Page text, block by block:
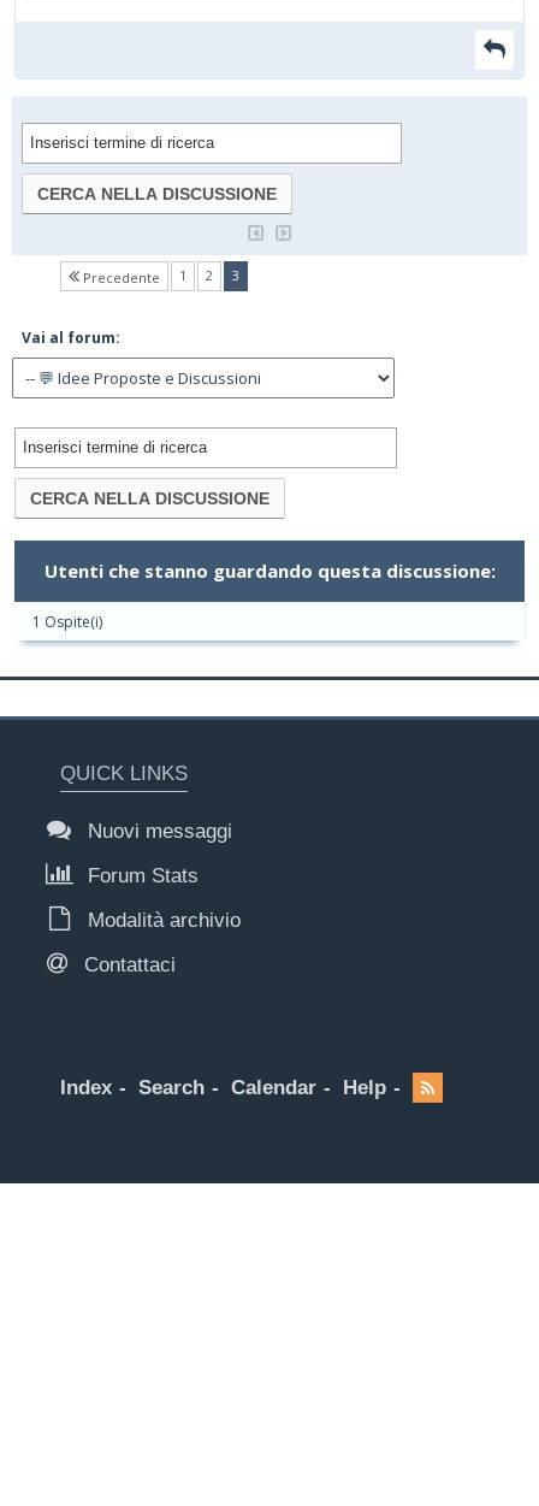
Precedente 1 2 3(current)
Vai al forum:
Utenti che stanno guardando questa discussione:
1 Ospite(i)
QUICK LINKS
Nuovi messaggi
Forum Stats
Modalità archivio
Contattaci
Index Search Calendar Help